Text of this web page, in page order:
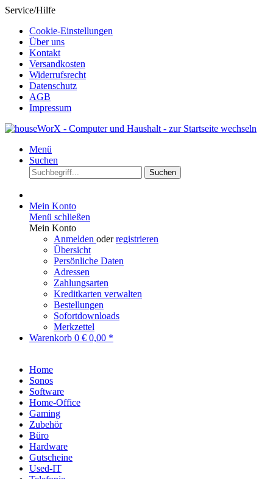
Service/Hilfe
Cookie-Einstellungen
Über uns
Kontakt
Versandkosten
Widerrufsrecht
Datenschutz
AGB
Impressum
Menü
Suchen
Suchen
Mein Konto
Menü schließen
Mein Konto
Anmelden oderregistrieren
Übersicht
Persönliche Daten
Adressen
Zahlungsarten
Kreditkarten verwalten
Bestellungen
Sofortdownloads
Merkzettel
Warenkorb 0 € 0,00 *
Home
Sonos
Software
Home-Office
Gaming
Zubehör
Büro
Hardware
Gutscheine
Used-IT